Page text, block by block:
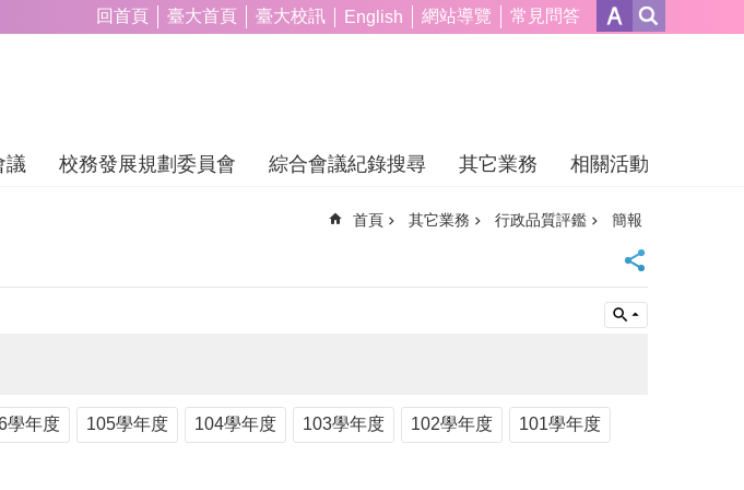
回首頁 臺大首頁 臺大校訊 English 網站導覽 常見問答
議 校務發展規劃委員會 綜合會議紀錄搜尋 其它業務 相關活動
首頁 其它業務 行政品質評鑑 簡報
學年度 105學年度 104學年度 103學年度 102學年度 101學年度